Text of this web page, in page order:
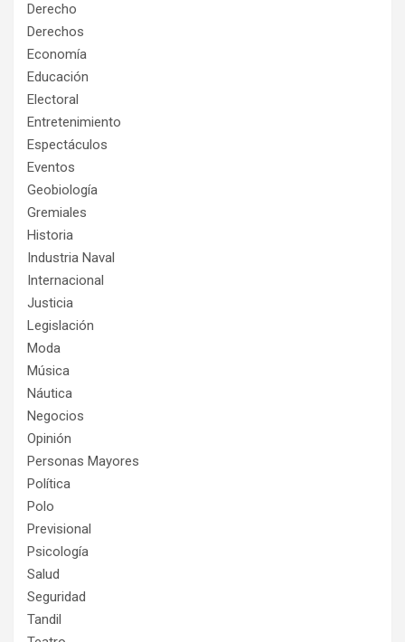
Derecho
Derechos
Economía
Educación
Electoral
Entretenimiento
Espectáculos
Eventos
Geobiología
Gremiales
Historia
Industria Naval
Internacional
Justicia
Legislación
Moda
Música
Náutica
Negocios
Opinión
Personas Mayores
Política
Polo
Previsional
Psicología
Salud
Seguridad
Tandil